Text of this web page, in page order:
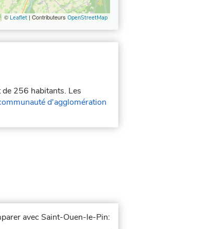
© Leaflet | Contributeurs OpenStreetMap
256 habitants. Les
d'agglomération
avec Saint-Ouen-le-Pin: